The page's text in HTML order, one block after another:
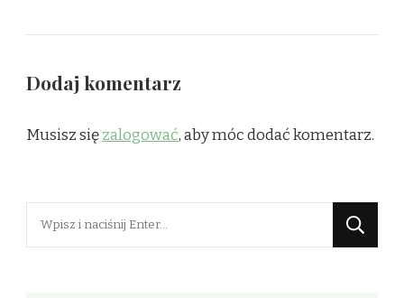
Dodaj komentarz
Musisz sięzalogować, aby móc dodać komentarz.